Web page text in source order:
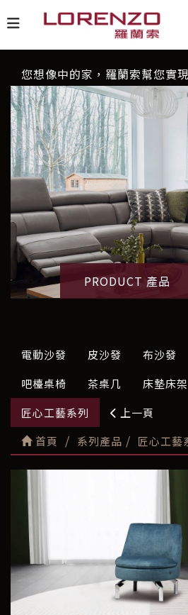
您想像中的家，羅蘭索幫您實
PRODUCT 產品
電動沙發 皮沙發 布沙發
吧檯桌椅
茶桌几 床墊床架
匠心工藝系列
上一頁
首頁
系列產品 匠心工藝